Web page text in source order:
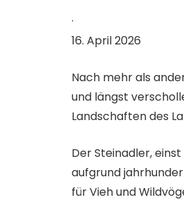
·
16. April 2026
Nach mehr als
und längst
Landschaften des
Der Steinadler,
aufgrund
für Vieh und